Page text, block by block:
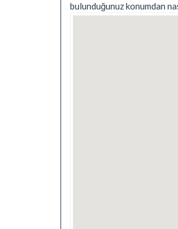
bulunduğunuz konumdan